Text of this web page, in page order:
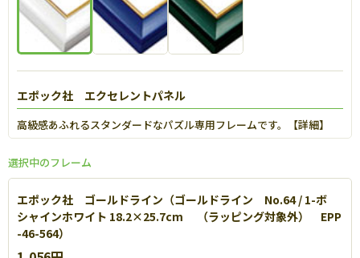
エポック社 エクセレントパネル
高級感あふれるスタンダードなパズル専用フレームです。【詳細】
選択中のフレーム
エポック社 ゴールドライン（ゴールドライン No.64 / 1-ボ
シャインホワイト 18.2×25.7cm （ラッピング対象外） EPP
-46-564）